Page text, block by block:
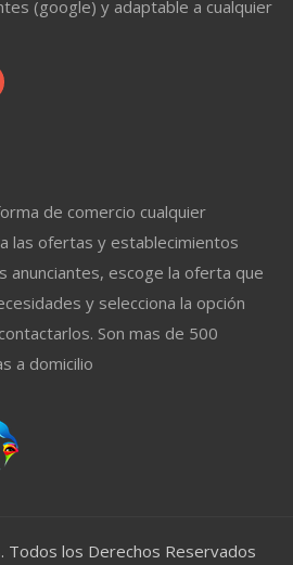
(google) y adaptable a cualquier
de comercio cualquier
las ofertas y establecimientos
anunciantes, escoge la oferta que
y selecciona la opción
Son mas de 500
a domicilio
Todos los Derechos Reservados